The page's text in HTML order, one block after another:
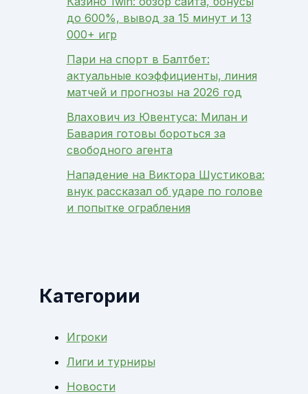
до 600%, вывод за 15 минут и 13
000+ игр
Пари на спорт в Балтбет:
актуальные коэффициенты, линия
матчей и прогнозы на 2026 год
Влахович из Ювентуса: Милан и
Бавария готовы бороться за
свободного агента
Нападение на Виктора Шустикова:
внук рассказал об ударе по голове
и попытке ограбления
Категории
Игроки
Лиги и турниры
Новости